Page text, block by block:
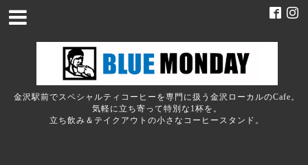
金沢駅前でスペシャルティコーヒーを専門に扱う金沢ローカルのCafe。
気軽に立ち寄って特別な1杯を。
立ち飲み＆テイクアウトの小さなコーヒースタンド。